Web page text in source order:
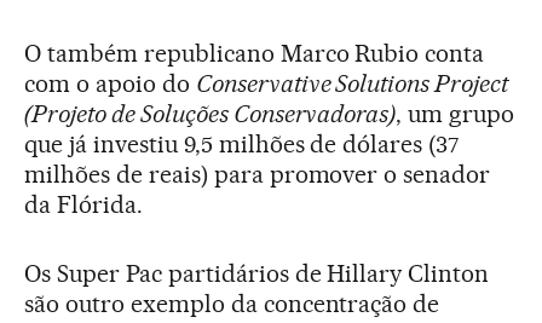
O também republicano Marco Rubio conta
com o apoio do Conservative Solutions Project
(Projeto de Soluções Conservadoras), um grupo
que já investiu 9,5 milhões de dólares (37
milhões de reais) para promover o senador
da Flórida.
Os Super Pac partidários de Hillary Clinton
são outro exemplo da concentração de